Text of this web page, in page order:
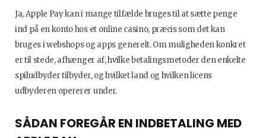
Ja, Apple Pay kan i mange tilfælde bruges til at sætte penge
ind på en konto hos et online casino, præcis som det kan
bruges i webshops og apps generelt. Om muligheden konkret
er til stede, afhænger af, hvilke betalingsmetoder den enkelte
spiludbyder tilbyder, og hvilket land og hvilken licens
udbyderen opererer under.
SÅDAN FOREGÅR EN INDBETALING MED